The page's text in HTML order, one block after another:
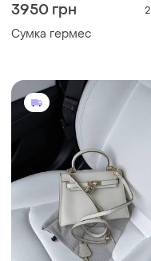
3950 грн 2
Сумка гермес